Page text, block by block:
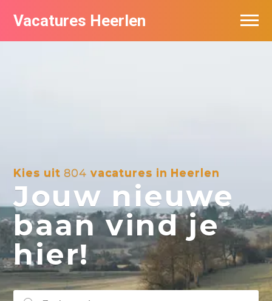
Vacatures Heerlen
Kies uit 804 vacatures in Heerlen
Jouw nieuwe
baan vind je
hier!
Vacatures per bedrijf in Heerlen